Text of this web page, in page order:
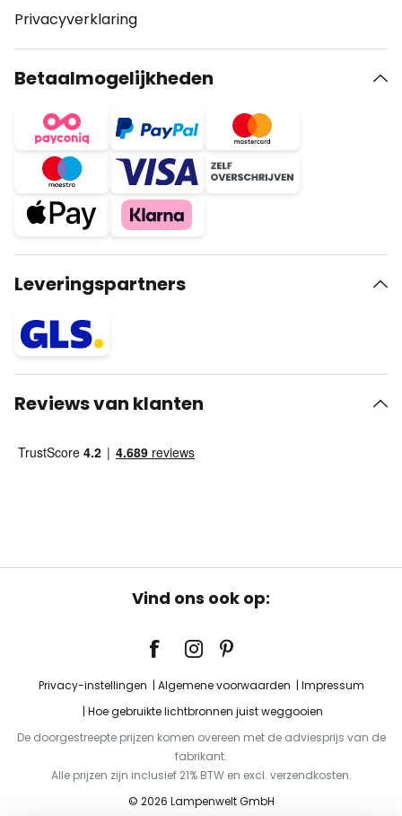
Privacyverklaring
Betaalmogelijkheden
Leveringspartners
Reviews van klanten
Vind ons ook op:
Privacy-instellingen Algemene voorwaarden
Impressum
Hoe gebruikte lichtbronnen juist weggooien
De doorgestreepte prijzen komen overeen met de adviesprijs van de
fabrikant.
Alle prijzen zijn inclusief 21% BTW en excl. verzendkosten.
© 2026 Lampenwelt GmbH